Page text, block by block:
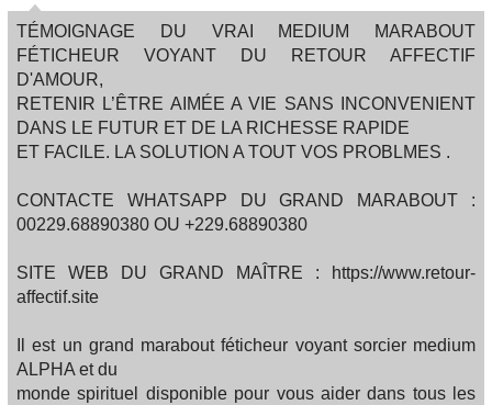
TÉMOIGNAGE DU VRAI MEDIUM MARABOUT
FÉTICHEUR VOYANT DU RETOUR AFFECTIF
D'AMOUR,
RETENIR L’ÊTRE AIMÉE A VIE SANS INCONVENIENT
DANS LE FUTUR ET DE LA RICHESSE RAPIDE
ET FACILE. LA SOLUTION A TOUT VOS PROBLMES .
CONTACTE WHATSAPP DU GRAND MARABOUT :
00229.68890380 OU +229.68890380
SITE WEB DU GRAND MAÎTRE : https://www.retour-
affectif.site
Il est un grand marabout féticheur voyant sorcier medium
ALPHA et du
monde spirituel disponible pour vous aider dans tous les